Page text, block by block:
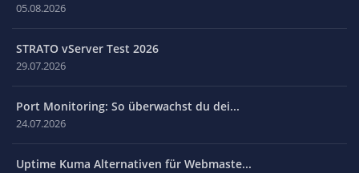
05.08.2026
STRATO vServer Test 2026
29.07.2026
Port Monitoring: So überwachst du dei...
24.07.2026
Uptime Kuma Alternativen für Webmaste...